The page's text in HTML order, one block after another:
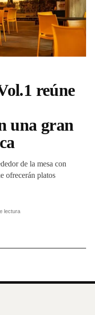
reúne
una gran
de la mesa con
ofrecerán platos
lectura